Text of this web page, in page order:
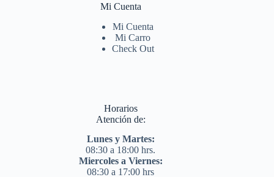
Mi Cuenta
Mi Cuenta
Mi Carro
Check Out
Horarios
Atención de:
Lunes y Martes:
08:30 a 18:00 hrs.
Miercoles a Viernes:
08:30 a 17:00 hrs